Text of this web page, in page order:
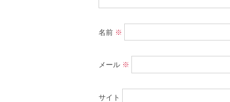
名前 ※
メール ※
サイト